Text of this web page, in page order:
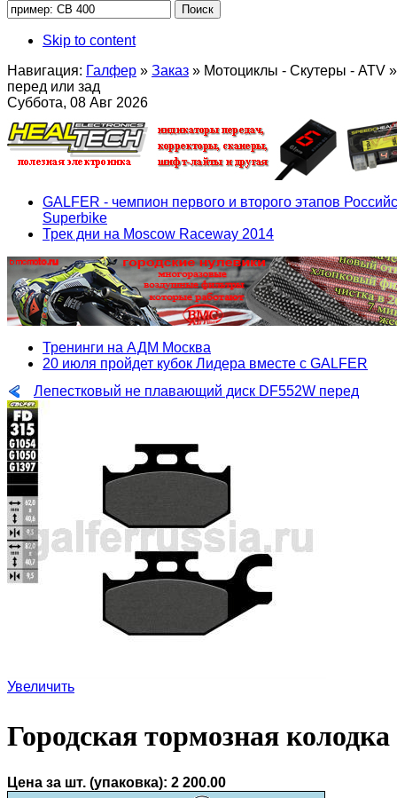
Skip to content
Навигация: Галфер » Заказ » Мотоциклы - Скутеры - ATV »
перед или зад
Суббота, 08 Авг 2026
GALFER - чемпион первого и второго этапов
Superbike
Трек дни на Moscow Raceway 2014
Тренинги на АДМ Москва
20 июля пройдет кубок Лидера вместе с GALFER
Лепестковый не плавающий диск DF552W перед
Увеличить
Городская тормозная
Цена за шт. (упаковка): 2 200.00